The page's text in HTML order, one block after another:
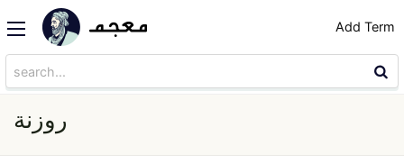
Add Term
روزنة